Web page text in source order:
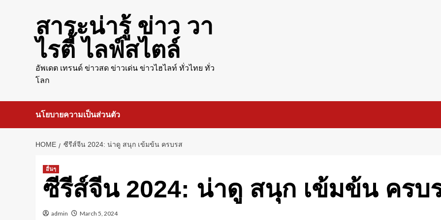
สาระน่ารู้ ข่าว วา
ไรตี้ ไลฟ์สไตล์
อัพเดต เทรนด์ ข่าวสด ข่าวเด่น ข่าวไฮไลท์ ทั่วไทย ทั่ว
โลก
นโยบายความเป็นส่วนตัว
HOME ซีรีส์จีน 2024: น่าดู สนุก เข้มข้น ครบรส
อื่นๆ
ซีรีส์จีน 2024: น่าดู สนุก เข้มข้น ครบ
admin March 5, 2024